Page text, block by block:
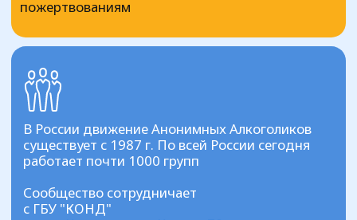
Подробнее о программе
нашем регионе. Выберите ту, что больше
понравится, и свяжитесь с представителем
группы по контактам